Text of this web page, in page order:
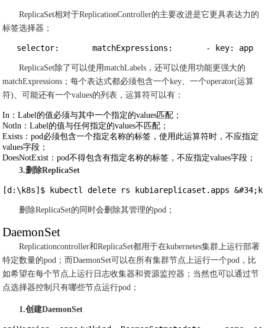
ReplicaSet相对于ReplicationController的主要改进是它更具表达力的
标签选择器；
selector:       matchExpressions:       - key: app
ReplicaSet除了可以使用matchLabels，还可以使用功能更强大的
matchExpressions；每个表达式都必须包含一个key、一个operator(运算
符)、可能还有一个values的列表，运算符可以有：
In：Label的值必须与其中一个指定的values匹配；
Notln：Label的值与任何指定的values不匹配；
Exists：pod必须包含一个指定名称的标签，使用此运算符时，不应指定
values字段；
DoesNotExist：pod不得包含有指定名称的标签，不应指定values字段；
3.删除ReplicaSet
[d:\k8s]$ kubectl delete rs kubiareplicaset.apps
删除ReplicaSet的同时会删除其管理的pod；
DaemonSet
Replicationcontroller和ReplicaSet都用于在kubernetes集群上运行部署
特定数量的pod；而DaemonSet可以在所有集群节点上运行一个pod，比
如希望在每个节点上运行日志收集器和资源监控器；当然也可以通过节
点选择器控制只有哪些节点运行pod；
1.创建DaemonSet